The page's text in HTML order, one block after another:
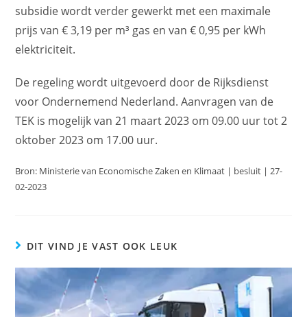
subsidie wordt verder gewerkt met een maximale
prijs van € 3,19 per m³ gas en van € 0,95 per kWh
elektriciteit.
De regeling wordt uitgevoerd door de Rijksdienst
voor Ondernemend Nederland. Aanvragen van de
TEK is mogelijk van 21 maart 2023 om 09.00 uur tot 2
oktober 2023 om 17.00 uur.
Bron: Ministerie van Economische Zaken en Klimaat | besluit | 27-
02-2023
DIT VIND JE VAST OOK LEUK